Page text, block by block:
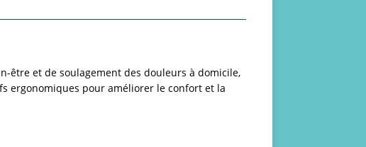
être et de soulagement des douleurs à domicile,
ergonomiques pour améliorer le confort et la